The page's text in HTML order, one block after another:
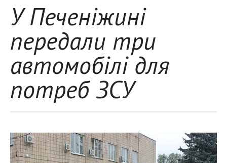
У Печеніжині
передали три
автомобілі для
потреб ЗСУ